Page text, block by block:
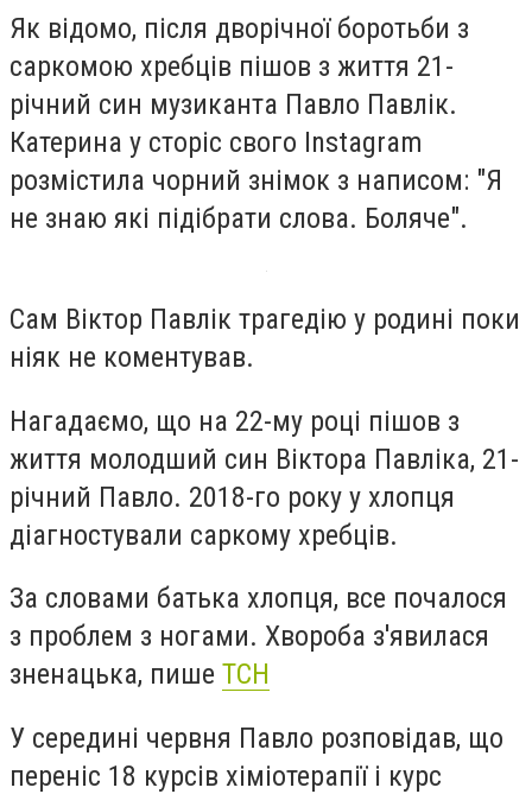
Як відомо, після дворічної боротьби з
саркомою хребців пішов з життя 21-
річний син музиканта Павло Павлік.
Катерина у сторіс свого Instagram
розмістила чорний знімок з написом: "Я
не знаю які підібрати слова. Боляче".
Сам Віктор Павлік трагедію у родині поки
ніяк не коментував.
Нагадаємо, що на 22-му році пішов з
життя молодший син Віктора Павліка, 21-
річний Павло. 2018-го року у хлопця
діагностували саркому хребців.
За словами батька хлопця, все почалося
з проблем з ногами. Хвороба з'явилася
зненацька, пише ТСН
У середині червня Павло розповідав, що
переніс 18 курсів хіміотерапії і курс